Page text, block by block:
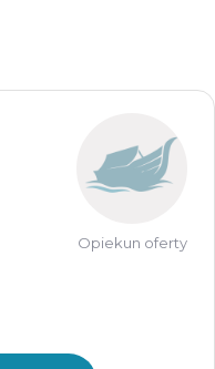
Opiekun oferty